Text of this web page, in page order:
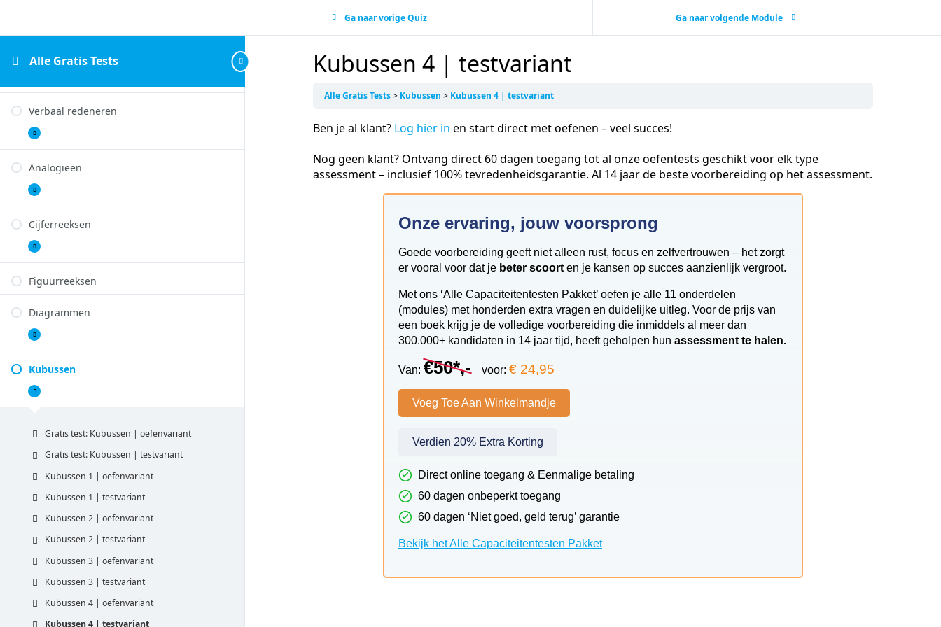
Alle Gratis Tests
redeneren
Inductief redeneren
redeneren
Verbaal redeneren
Uitbreiden
Verbaal
redeneren
Analogieën
Uitbreiden
Analogieën
Cijferreeksen
Uitbreiden
Cijferreeksen
Figuurreeksen
Diagrammen
Uitbreiden
Diagrammen
Kubussen
Samenvouwen
Kubussen
Gratis test: Kubussen | oefenvariant
Gratis test: Kubussen | testvariant
Kubussen 1 | oefenvariant
Kubussen 1 | testvariant
Kubussen 2 | oefenvariant
Kubussen 2 | testvariant
Kubussen 3 | oefenvariant
Kubussen 3 | testvariant
Kubussen 4 | oefenvariant
Kubussen 4 | testvariant
Ga naar vorige Quiz Ga naar volgende Module
Kubussen 4 | testvariant
Alle Gratis Tests Kubussen Kubussen 4 | testvariant
Ben je al klant? Log hier in en start direct met oefenen – veel succes!
Nog geen klant? Ontvang direct 60 dagen toegang tot al onze oefentests geschikt voor elk type
assessment – inclusief 100% tevredenheidsgarantie. Al 14 jaar de beste voorbereiding op het assessment.
Onze ervaring, jouw voorsprong
Goede voorbereiding geeft niet alleen rust, focus en zelfvertrouwen – het zorgt
er vooral voor dat je beter scoort en je kansen op succes aanzienlijk vergroot.
Met ons ‘Alle Capaciteitentesten Pakket’ oefen je alle 11 onderdelen
(modules) met honderden extra vragen en duidelijke uitleg. Voor de prijs van
een boek krijg je de volledige voorbereiding die inmiddels al meer dan
300.000+ kandidaten in 14 jaar tijd, heeft geholpen hun assessment te halen.
Van: €50*,- voor: € 24,95
Voeg Toe Aan Winkelmandje
Verdien 20% Extra Korting
Direct online toegang & Eenmalige betaling
60 dagen onbeperkt toegang
60 dagen ‘Niet goed, geld terug’ garantie
Bekijk het Alle Capaciteitentesten Pakket